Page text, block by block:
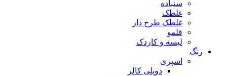
سنباده
غلطک
غلطک طرح دار
قلمو
لیسه و کاردک
رنگ
اسپری
دوپلی کالر